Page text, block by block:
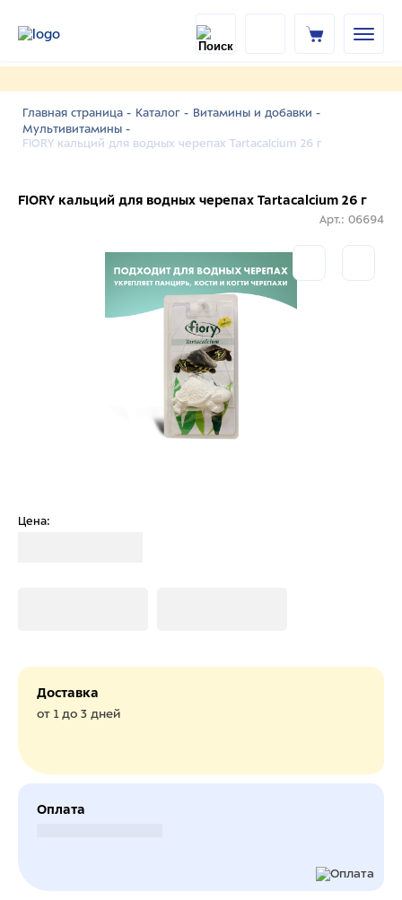
Главная страница - Каталог - Витамины и добавки -
Мультивитамины -
FIORY кальций для водных черепах Tartacalcium 26 г
FIORY кальций для водных черепах Tartacalcium 26 г
Арт.: 06694
Цена:
Доставка
от 1 до 3 дней
Оплата